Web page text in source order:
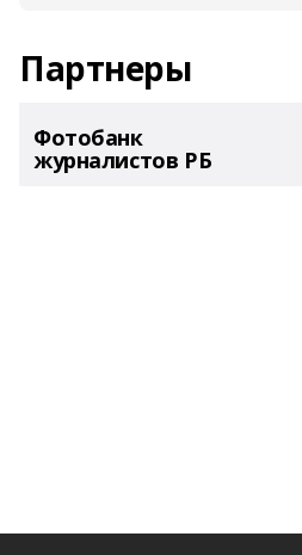
Партнеры
Фотобанк
журналистов РБ